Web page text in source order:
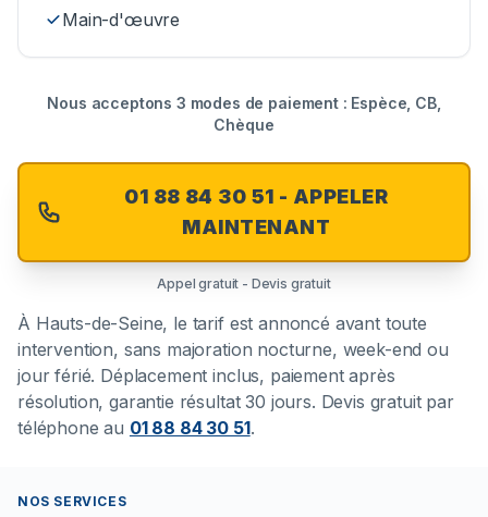
Main-d'œuvre
Nous acceptons 3 modes de paiement : Espèce, CB,
Chèque
01 88 84 30 51 - APPELER
MAINTENANT
Appel gratuit - Devis gratuit
À Hauts-de-Seine, le tarif est annoncé avant toute
intervention, sans majoration nocturne, week-end ou
jour férié. Déplacement inclus, paiement après
résolution, garantie résultat 30 jours. Devis gratuit par
téléphone au 01 88 84 30 51.
NOS SERVICES